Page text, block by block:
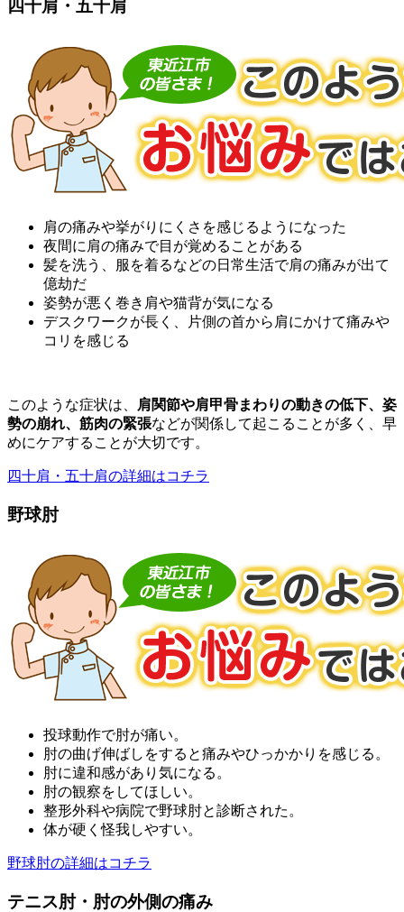
四十肩・五十肩
肩の痛みや挙がりにくさを感じるようになった
夜間に肩の痛みで目が覚めることがある
髪を洗う、服を着るなどの日常生活で肩の痛みが出て
億劫だ
姿勢が悪く巻き肩や猫背が気になる
デスクワークが長く、片側の首から肩にかけて痛みや
コリを感じる
このよう な症状は、 肩関節や肩甲骨まわりの動きの低下、 姿
勢の崩れ、 筋肉の緊張などが関係して起こる こと が多く、 早
めにケアする こと が大切です。
四十肩・五十肩の詳細はコチラ
野球肘
投球動作で肘が痛い。
肘の曲げ伸ばしをすると痛みやひっかかりを感じる。
肘に違和感があり気になる。
肘の観察をしてほしい。
整形外科や病院で野球肘と診断された。
体が硬く怪我しやすい。
野球肘の詳細はコチラ
テニス肘・肘の外側の痛み